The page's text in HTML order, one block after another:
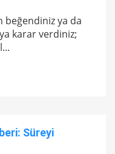
beğendiniz ya da
karar verdiniz;
Süreyi